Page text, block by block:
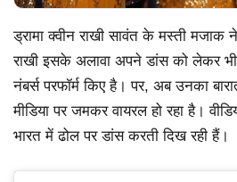
ड्रामा क्वीन राखी सावंत के मस्ती मजाक
राखी इसके अलावा अपने डांस को लेकर
नंबर्स परफॉर्म किए है। पर, अब उनका
मीडिया पर जमकर वायरल हो रहा है।
भारत में ढोल पर डांस करती दिख रही हैं।